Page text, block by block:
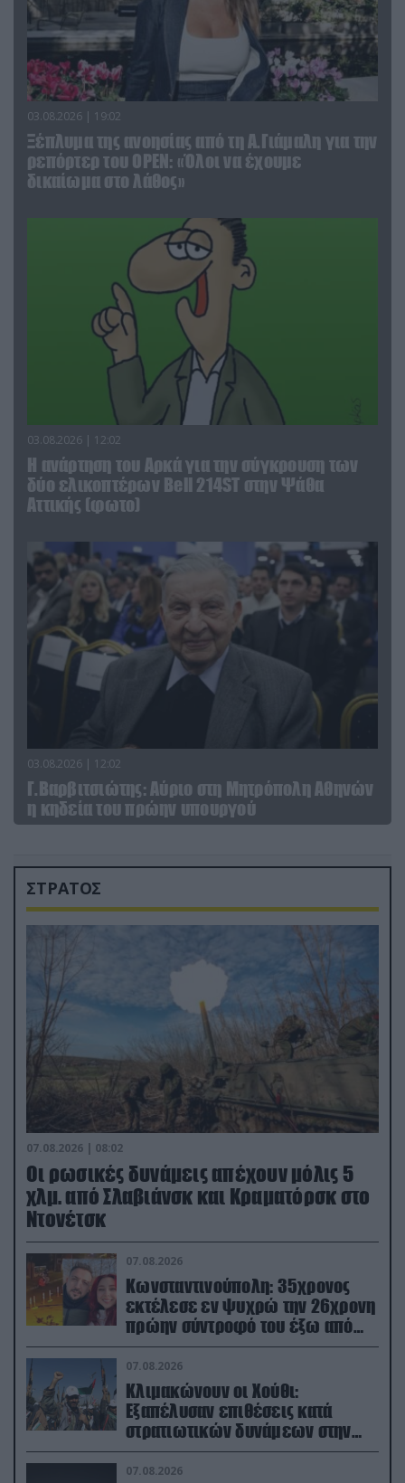
03.08.2026 | 19:02
Ξέπλυμα της ανοησίας από τη Α.Γιάμαλη για την
ρεπόρτερ του ΟΡΕΝ: «Όλοι να έχουμε
δικαίωμα στο λάθος»
03.08.2026 | 12:02
Η ανάρτηση του Αρκά για την σύγκρουση των
δύο ελικοπτέρων Bell 214ST στην Ψάθα
Αττικής (φωτο)
03.08.2026 | 12:02
Γ.Βαρβιτσιώτης: Aύριο στη Μητρόπολη Αθηνών
η κηδεία του πρώην υπουργού
ΣΤΡΑΤΟΣ
07.08.2026 | 08:02
Οι ρωσικές δυνάμεις απέχουν μόλις 5
χλμ. από Σλαβιάνσκ και Κραματόρσκ στο
Ντονέτσκ
07.08.2026
Κωνσταντινούπολη: 35χρονος
εκτέλεσε εν ψυχρώ την 26χρονη
πρώην σύντροφό του έξω από
φαρμακείο (βίντεο)
07.08.2026
Κλιμακώνουν οι Χούθι:
Eξαπέλυσαν επιθέσεις κατά
στρατιωτικών δυνάμεων στην
Υεμένη – Πλήγματα & στη
Σαουδική Αραβία!
07.08.2026